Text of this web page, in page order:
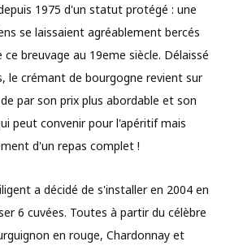
1975 d'un statut protégé : une
se laissaient agréablement bercés
breuvage au 19eme siècle. Délaissé
le crémant de bourgogne revient sur
par son prix plus abordable et son
peut convenir pour l'apéritif mais
d'un repas complet !
a décidé de s'installer en 2004 en
6 cuvées. Toutes à partir du célèbre
en rouge, Chardonnay et